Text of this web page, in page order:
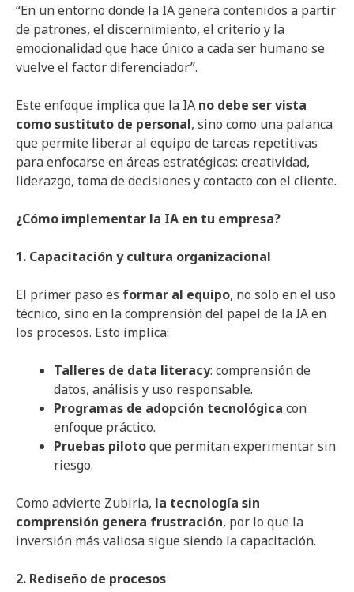
“En un entorno donde la IA genera contenidos a partir
de patrones, el discernimiento, el criterio y la
emocionalidad que hace único a cada ser humano se
vuelve el factor diferenciador”.
Este enfoque implica que la IA no debe ser vista
como sustituto de personal, sino como una palanca
que permite liberar al equipo de tareas repetitivas
para enfocarse en áreas estratégicas: creatividad,
liderazgo, toma de decisiones y contacto con el cliente.
¿Cómo implementar la IA en tu empresa?
1. Capacitación y cultura organizacional
El primer paso es formar al equipo, no solo en el uso
técnico, sino en la comprensión del papel de la IA en
los procesos. Esto implica:
Talleres de data literacy: comprensión de
datos, análisis y uso responsable.
Programas de adopción tecnológica con
enfoque práctico.
Pruebas pilotoque permitan experimentar sin
riesgo.
Como advierte Zubiria, la tecnología sin
comprensión genera frustración, por lo que la
inversión más valiosa sigue siendo la capacitación.
2. Rediseño de procesos